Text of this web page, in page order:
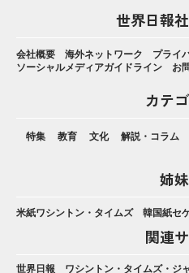
世界日報
会社概要 海外ネットワーク
プライ
ソーシャルメディアガイドライン
お
カテ
特集 教育 文化 解説・コラム
姉
米紙ワシントン・タイムズ 韓国紙セ
関連
世界日報 ワシントン・タイムズ・ジ